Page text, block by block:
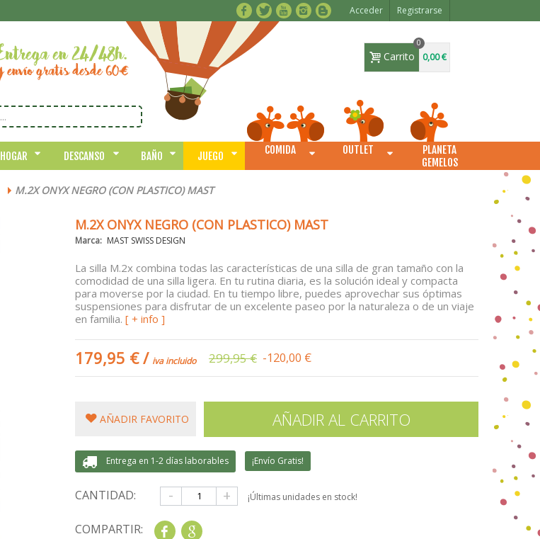
Acceder Registrarse
Carrito
0
0,00 €
HOGAR DESCANSO BAÑO JUEGO COMIDA OUTLET
PLANETA
GEMELOS
> M.2X ONYX NEGRO (CON PLASTICO) MAST
M.2X ONYX NEGRO (CON PLASTICO) MAST
Marca: MAST SWISS DESIGN
La silla M.2x combina todas las características de una silla de gran tamaño con la
comodidad de una silla ligera. En tu rutina diaria, es la solución ideal y compacta
para moverse por la ciudad. En tu tiempo libre, puedes aprovechar sus óptimas
suspensiones para disfrutar de un excelente paseo por la naturaleza o de un viaje
en familia. [ + info ]
179,95 €/ iva incluido 299,95 € -120,00 €
AÑADIR FAVORITO AÑADIR AL CARRITO
Entrega en 1-2 días laborables ¡Envío Gratis!
CANTIDAD: - + ¡Últimas unidades en stock!
COMPARTIR: Share